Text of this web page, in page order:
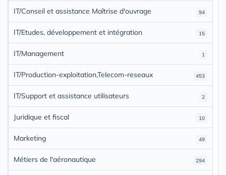
94
IT/Conseil et assistance Maîtrise d'ouvrage
15
IT/Etudes, développement et intégration
1
IT/Management
453
IT/Production-exploitation,Telecom-reseaux
2
IT/Support et assistance utilisateurs
10
Juridique et fiscal
49
Marketing
294
Métiers de l'aéronautique